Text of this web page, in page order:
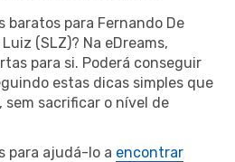
baratos para Fernando De
(SLZ)? Na eDreams,
para si. Poderá conseguir
estas dicas simples que
sem sacrificar o nível de
para ajudá-lo a encontrar